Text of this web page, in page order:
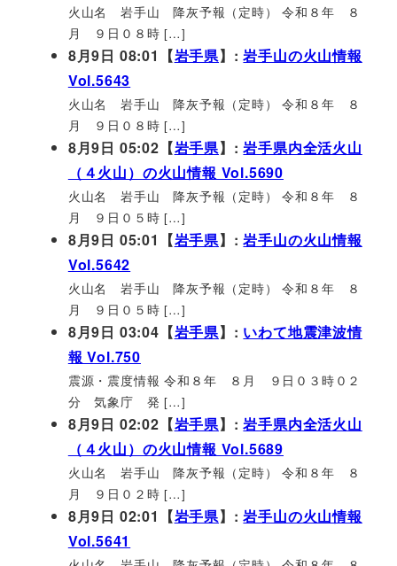
火山名 岩手山 降灰予報（定時） 令和８年 ８
月 ９日０８時 […]
8月9日 08:01【岩手県】:岩手山の火山情報
Vol.5643
火山名 岩手山 降灰予報（定時） 令和８年 ８
月 ９日０８時 […]
8月9日 05:02【岩手県】:岩手県内全活火山
（４火山）の火山情報 Vol.5690
火山名 岩手山 降灰予報（定時） 令和８年 ８
月 ９日０５時 […]
8月9日 05:01【岩手県】:岩手山の火山情報
Vol.5642
火山名 岩手山 降灰予報（定時） 令和８年 ８
月 ９日０５時 […]
8月9日 03:04【岩手県】: いわて地震津波情
報 Vol.750
震源・震度情報 令和８年 ８月 ９日０３時０２
分 気象庁 発 […]
8月9日 02:02【岩手県】:岩手県内全活火山
（４火山）の火山情報 Vol.5689
火山名 岩手山 降灰予報（定時） 令和８年 ８
月 ９日０２時 […]
8月9日 02:01【岩手県】:岩手山の火山情報
Vol.5641